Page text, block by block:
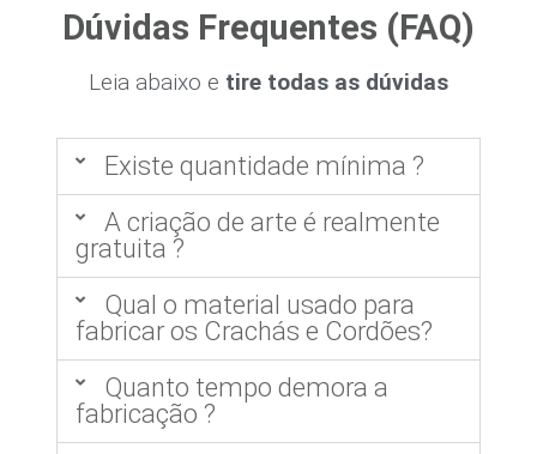
Dúvidas Frequentes (FAQ)
Leia abaixo e tire todas as dúvidas
Existe quantidade mínima ?
A criação de arte é realmente
gratuita ?
Qual o material usado para
fabricar os Crachás e Cordões?
Quanto tempo demora a
fabricação ?